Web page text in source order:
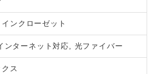
ンクローゼット
ンターネット対応, 光ファイバー
ス